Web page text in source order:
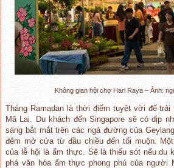
Không gian hội chợ Hari Raya – Ảnh:
Tháng Ramadan là thời điểm tuyệt vời để trải
Mã Lai. Du khách đến Singapore sẽ có dịp
sáng bắt mắt trên các ngả đường của
đêm mở cửa từ đầu chiều đến tối muộn.
của lễ hội là ẩm thực. Sẽ là thiếu sót nếu du
phá văn hóa ẩm thực phong phú của người